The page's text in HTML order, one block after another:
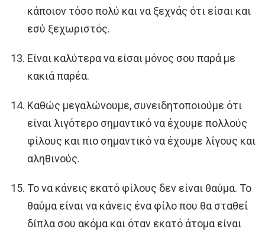
κάποιον τόσο πολύ και να ξεχνάς ότι είσαι και
εσύ ξεχωριστός.
Είναι καλύτερα να είσαι μόνος σου παρά με
κακιά παρέα.
Καθώς μεγαλώνουμε, συνειδητοποιούμε ότι
είναι λιγότερο σημαντικό να έχουμε πολλούς
φίλους και πιο σημαντικό να έχουμε λίγους και
αληθινούς.
Το να κάνεις εκατό φίλους δεν είναι θαύμα. Το
θαύμα είναι να κάνεις ένα φίλο που θα σταθεί
δίπλα σου ακόμα και όταν εκατό άτομα είναι